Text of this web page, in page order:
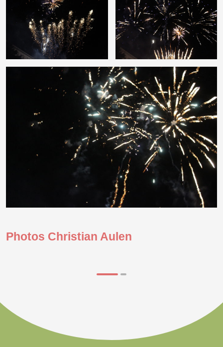
Photos Christian Aulen